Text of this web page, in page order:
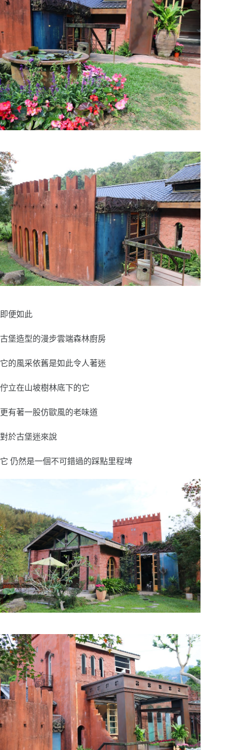
即便如此
古堡造型的漫步雲端森林廚房
它的風采依舊是如此令人著迷
佇立在山坡樹林底下的它
更有著一股仿歐風的老味道
對於古堡迷來說
它 仍然是一個不可錯過的踩點里程埤